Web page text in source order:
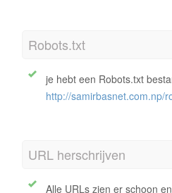
Robots.txt
je hebt een Robots.txt
http://samirbasnet.com.np/
URL herschrijven
Alle URLs zien er schoon